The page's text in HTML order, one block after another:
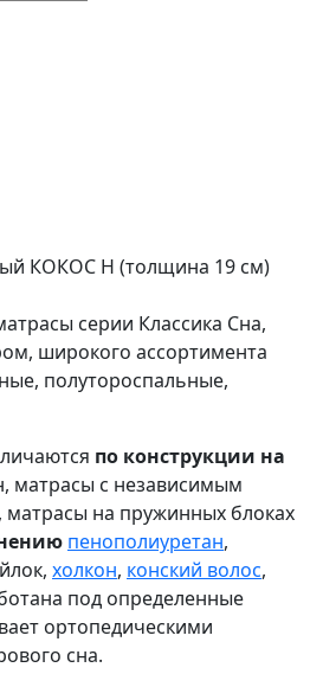
КОКОС Н (толщина 19 см)
серии Классика Сна,
широкого ассортимента
полутороспальные,
по конструкции на
матрасы с независимым
на пружинных блоках
пенополиуретан,
холкон, конский волос,
под определенные
ортопедическими
сна.